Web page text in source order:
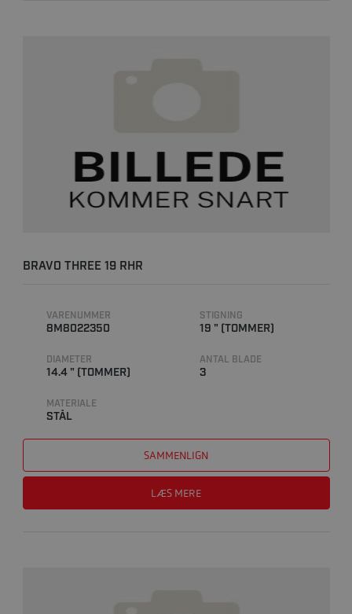
BRAVO THREE 19 RHR
VARENUMMER
8M8022350
STIGNING
19 " (TOMMER)
DIAMETER
14.4 " (TOMMER)
ANTAL BLADE
3
MATERIALE
STÅL
SAMMENLIGN
LÆS MERE